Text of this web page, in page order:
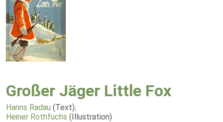
Großer Jäger Little Fox
Hanns Radau (Text),
Heiner Rothfuchs (Illustration)